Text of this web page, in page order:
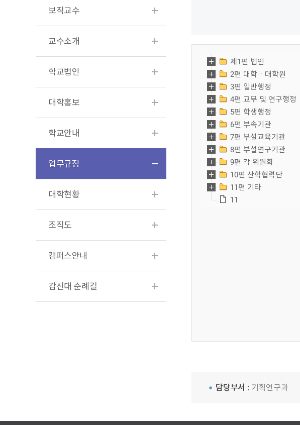
보직교수
교수소개
학교법인
대학홍보
학교안내
업무규정
대학현황
조직도
캠퍼스안내
감신대 순례길
제1편 법인
2편 대학ㆍ대학원
3편 일반행정
4편 교무 및 연구행정
5편 학생행정
6편 부속기관
7편 부설교육기관
8편 부설연구기관
9편 각 위원회
10편 산학협력단
11편 기타
11
담당부서 : 기획연구과